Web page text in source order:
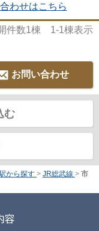
わせはこちら
件数1棟 1-1棟表示
お問い合わせ
む
から探す > JR総武線 > 市
容